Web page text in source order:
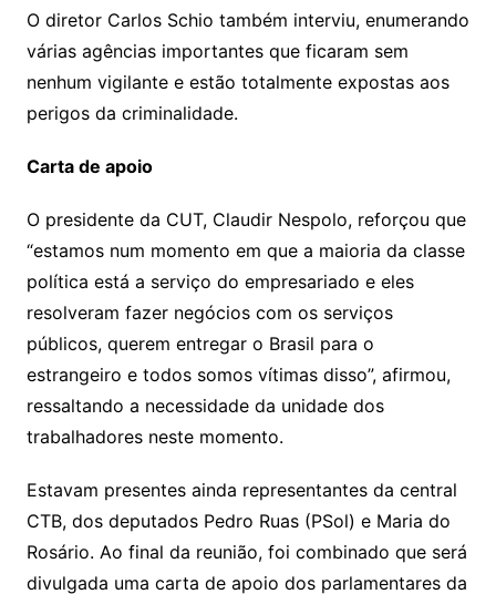
O diretor Carlos Schio também interviu, enumerando
várias agências importantes que ficaram sem
nenhum vigilante e estão totalmente expostas aos
perigos da criminalidade.
Carta de apoio
O presidente da CUT, Claudir Nespolo, reforçou que
“estamos num momento em que a maioria da classe
política está a serviço do empresariado e eles
resolveram fazer negócios com os serviços
públicos, querem entregar o Brasil para o
estrangeiro e todos somos vítimas disso”, afirmou,
ressaltando a necessidade da unidade dos
trabalhadores neste momento.
Estavam presentes ainda representantes da central
CTB, dos deputados Pedro Ruas (PSol) e Maria do
Rosário. Ao final da reunião, foi combinado que será
divulgada uma carta de apoio dos parlamentares da